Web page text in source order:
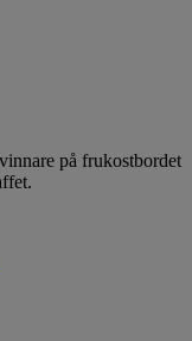
på frukostbordet